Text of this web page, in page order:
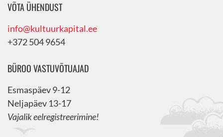
VÕTA ÜHENDUST
info@kultuurkapital.ee
+372 504 9654
BÜROO VASTUVÕTUAJAD
Esmaspäev 9-12
Neljapäev 13-17
Vajalik eelregistreerimine!